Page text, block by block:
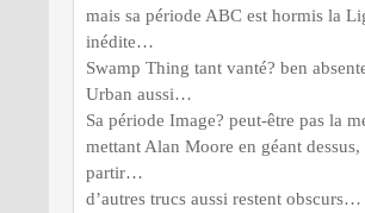
mais sa période ABC est hormis la
inédite…
Swamp Thing tant vanté? ben
Urban aussi…
Sa période Image? peut-être pas la
mettant Alan Moore en géant
partir…
d’autres trucs aussi restent obscurs…